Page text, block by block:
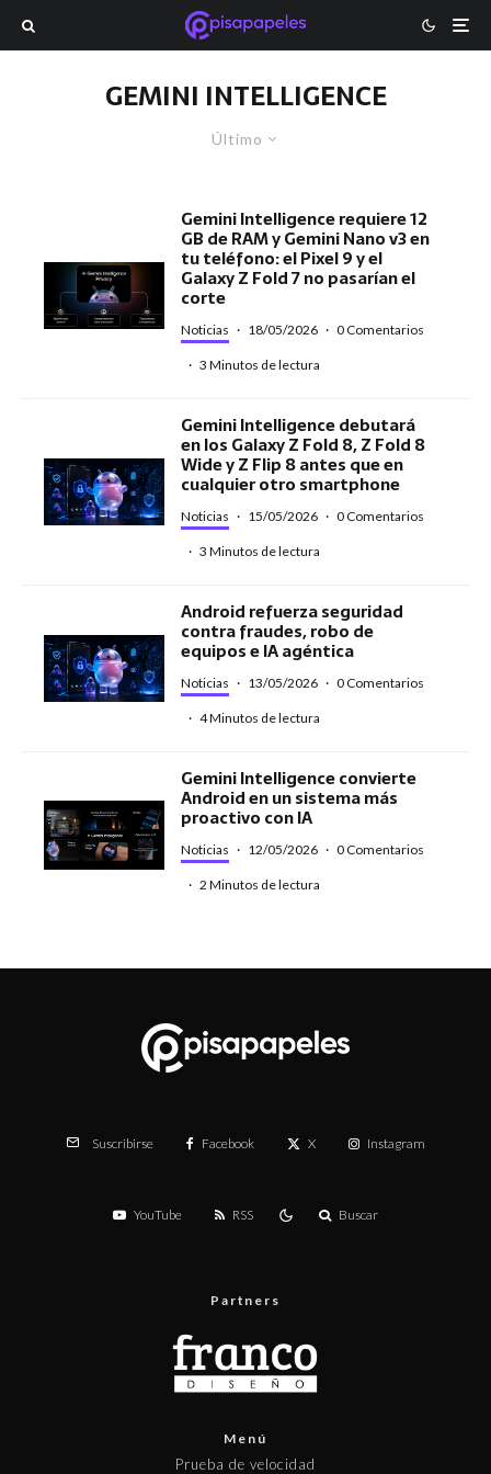
GEMINI INTELLIGENCE
Último
Gemini Intelligence requiere 12
GB de RAM y Gemini Nano v3 en
tu teléfono: el Pixel 9 y el
Galaxy Z Fold 7 no pasarían el
corte
Noticias · 18/05/2026 · 0 Comentarios
· 3 Minutos de lectura
Gemini Intelligence debutará
en los Galaxy Z Fold 8, Z Fold 8
Wide y Z Flip 8 antes que en
cualquier otro smartphone
Noticias · 15/05/2026 · 0 Comentarios
· 3 Minutos de lectura
Android refuerza seguridad
contra fraudes, robo de
equipos e IA agéntica
Noticias · 13/05/2026 · 0 Comentarios
· 4 Minutos de lectura
Gemini Intelligence convierte
Android en un sistema más
proactivo con IA
Noticias · 12/05/2026 · 0 Comentarios
· 2 Minutos de lectura
Suscribirse Facebook X Instagram
YouTube RSS Buscar
Partners
Menú
Prueba de velocidad